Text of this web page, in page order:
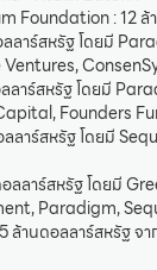
Foundation : 12 ล้
ลาร์สหรัฐ โดยมี
ลาร์สหรัฐ โดยมี
Founders
ลาร์สหรัฐ โดยมี
ลลาร์สหรัฐ โดยมี
Paradigm,
ล้านดอลลาร์สหรัฐ จ